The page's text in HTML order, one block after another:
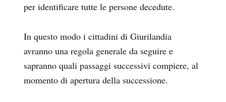
per identificare tutte le persone decedute.
In questo modo i cittadini di Giurilandia
avranno una regola generale da seguire e
sapranno quali passaggi successivi compiere, al
momento di apertura della successione.